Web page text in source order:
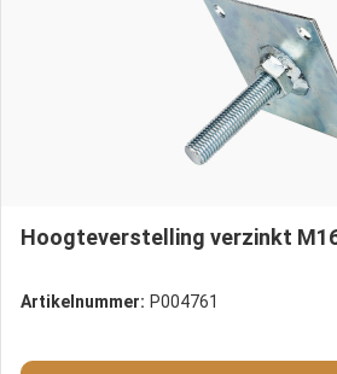
Hoogteverstelling verzinkt
Artikelnummer: P004761